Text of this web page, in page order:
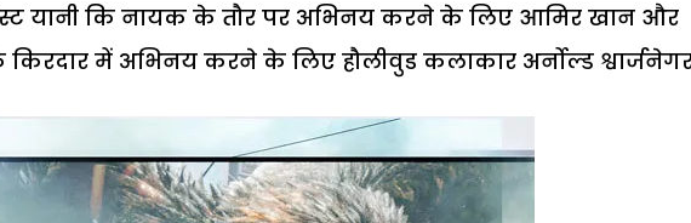
यानी कि नायक के तौर पर अभिनय करने के लिए आमिर खान और
में अभिनय करने के लिए हौलीवुड कलाकार अर्नोल्ड